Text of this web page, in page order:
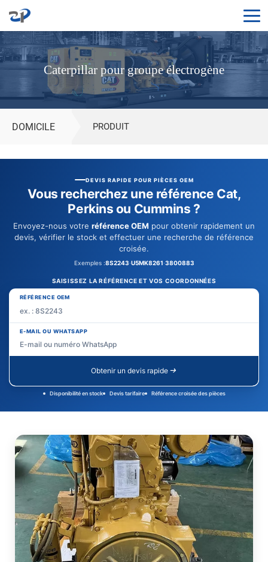
Moteurs
Caterpillar
pour
groupes
électrogènes
diesel
pour
générateurs
Caterpillar pour groupe électrogène
DOMICILE PRODUIT
DEVIS RAPIDE POUR PIÈCES OEM
Vous recherchez une référence Cat,
Perkins ou Cummins ?
Envoyez-nous votre référence OEM pour obtenir rapidement un
devis, vérifier le stock et effectuer une recherche de référence
croisée.
Exemples :8S2243·U5MK8261·3800883
SAISISSEZ LA RÉFÉRENCE ET VOS COORDONNÉES
RÉFÉRENCE OEM
E-MAIL OU WHATSAPP
Obtenir un devis rapide
Disponibilité en stock Devis tarifaire Référence croisée des pièces